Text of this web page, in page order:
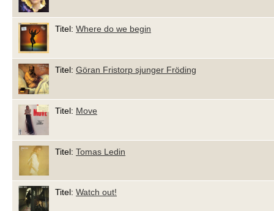
Titel: Where do we begin
Titel: Göran Fristorp sjunger Fröding
Titel: Move
Titel: Tomas Ledin
Titel: Watch out!